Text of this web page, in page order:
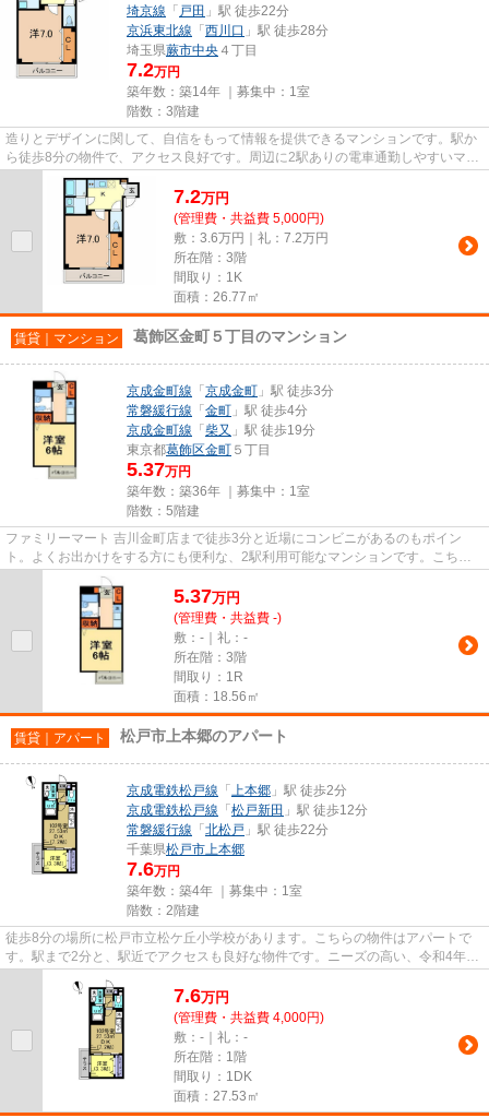
埼京線 「 戸田 」駅 徒歩22分
京浜東北線 「 西川口 」駅 徒歩28分
埼玉県蕨市中央 ４丁目
7.2万円
築年数：築14年 ｜募集中： 1室
階数：3階建
造りとデザインに関して、自信をもって情報を提供できるマンションです。駅か
ら徒歩8分の物件で、アクセス良好です。周辺に2駅ありの電車通勤しやすいマン
ションです。物件をお探しな...
7.2万円
(管理費・共益費 5,000円)
敷：3.6万円｜礼：7.2万円
所在階：3階
間取り：1K
面積：26.77㎡
賃貸｜マンション 葛飾区金町５丁目のマンション
京成金町線 「 京成金町 」駅 徒歩3分
常磐緩行線 「 金町 」駅 徒歩4分
京成金町線 「 柴又 」駅 徒歩19分
東京都葛飾区金町 ５丁目
5.37万円
築年数：築36年 ｜募集中： 1室
階数：5階建
ファミリーマート 吉川金町店まで徒歩3分と近場にコンビニがあるのもポイン
ト。よくお出かけをする方にも便利な、2駅利用可能なマンションです。こちら
の物件はマンションです。周辺に...
5.37万円
(管理費・共益費 -)
敷：-｜礼：-
所在階：3階
間取り：1R
面積：18.56㎡
賃貸｜アパート 松戸市上本郷のアパート
京成電鉄松戸線 「 上本郷 」駅 徒歩2分
京成電鉄松戸線 「 松戸新田 」駅 徒歩12分
常磐緩行線 「 北松戸 」駅 徒歩22分
千葉県松戸市上本郷
7.6万円
築年数：築4年 ｜募集中： 1室
階数：2階建
徒歩8分の場所に松戸市立松ケ丘小学校があります。こちらの物件はアパートで
す。駅まで2分と、駅近でアクセスも良好な物件です。ニーズの高い、令和4年築
7.6万円
(管理費・共益費 4,000円)
敷：-｜礼：-
所在階：1階
間取り：1DK
面積：27.53㎡